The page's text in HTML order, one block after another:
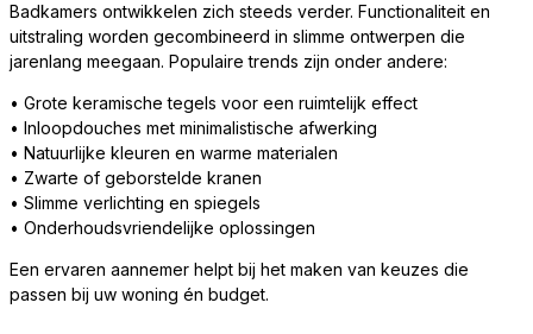
Badkamers ontwikkelen zich steeds verder. Functionaliteit en
uitstraling worden gecombineerd in slimme ontwerpen die
jarenlang meegaan. Populaire trends zijn onder andere:
• Grote keramische tegels voor een ruimtelijk effect
• Inloopdouches met minimalistische afwerking
• Natuurlijke kleuren en warme materialen
• Zwarte of geborstelde kranen
• Slimme verlichting en spiegels
• Onderhoudsvriendelijke oplossingen
Een ervaren aannemer helpt bij het maken van keuzes die
passen bij uw woning én budget.